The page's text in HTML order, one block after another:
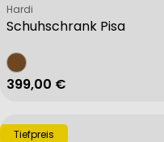
Schuhschrank Pisa
Verkäufer:
Hardi
Regulärer Preis
399,00 €
Tiefpreis